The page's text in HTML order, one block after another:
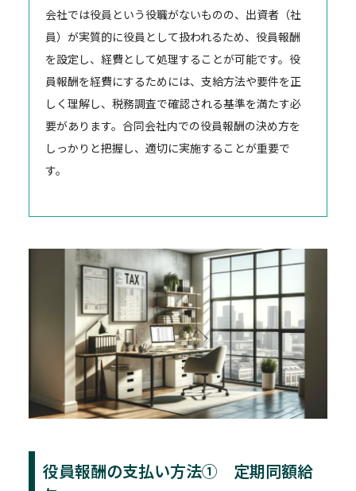
会社では役員という役職がないものの、出資者（社
員）が実質的に役員として扱われるため、役員報酬
を設定し、経費として処理することが可能です。 役
員報酬を経費にするためには、支給方法や要件を正
しく理解し、税務調査で確認される基準を満たす必
要があります。合同会社内での役員報酬の決め方を
しっかりと把握し、適切に実施することが重要で
す。
役員報酬の支払い方法① 定期同額給